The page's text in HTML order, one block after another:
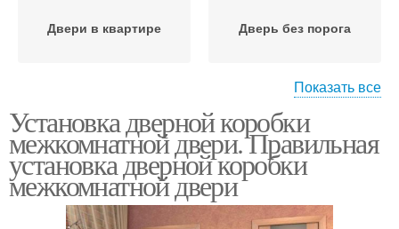
Двери в квартире Дверь без порога
Двери с добором Доборы на двери
Коробка с дверью Прямоугольные двери
Показать все
Установка дверной коробки
межкомнатной двери. Правильная
установка дверной коробки
межкомнатной двери